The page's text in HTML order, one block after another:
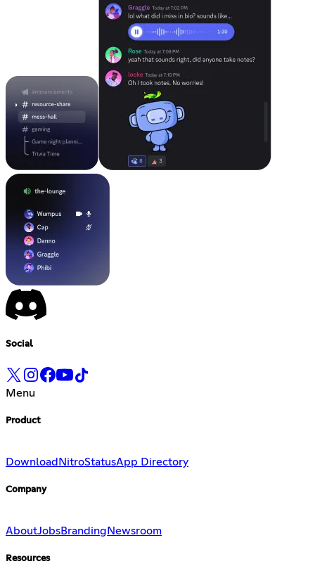
Social
Menu
Product
Download NitroStatusApp Directory
Company
AboutJobsBranding Newsroom
Resources